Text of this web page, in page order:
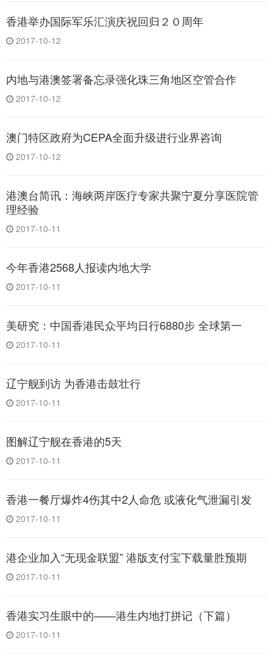
香港举办国际军乐汇演庆祝回归２０周年
2017-10-12
内地与港澳签署备忘录强化珠三角地区空管合作
2017-10-12
澳门特区政府为CEPA全面升级进行业界咨询
2017-10-12
港澳台简讯：海峡两岸医疗专家共聚宁夏分享医院管
理经验
2017-10-11
今年香港2568人报读内地大学
2017-10-11
美研究：中国香港民众平均日行6880步 全球第一
2017-10-11
辽宁舰到访 为香港击鼓壮行
2017-10-11
图解辽宁舰在香港的5天
2017-10-11
香港一餐厅爆炸4伤其中2人命危 或液化气泄漏引发
2017-10-11
港企业加入“无现金联盟” 港版支付宝下载量胜预期
2017-10-11
香港实习生眼中的——港生内地打拼记（下篇）
2017-10-11